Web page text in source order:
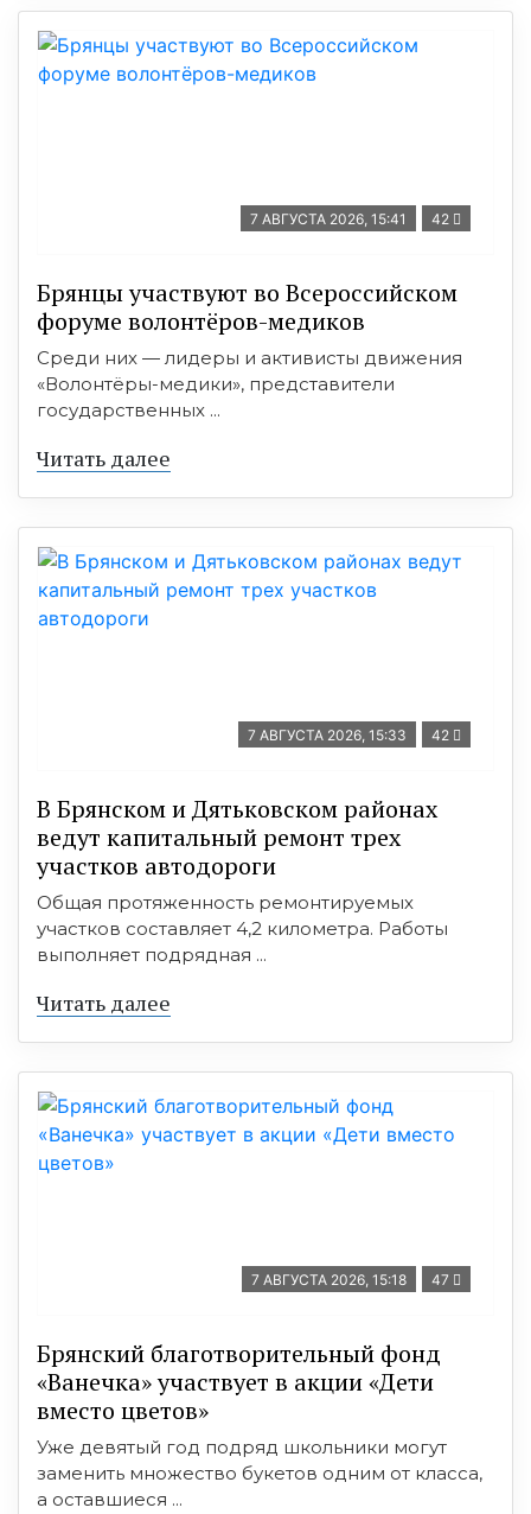
7 АВГУСТА 2026, 15:41 42
Брянцы участвуют во Всероссийском
форуме волонтёров-медиков
Среди них — лидеры и активисты движения
«Волонтёры-медики», представители
государственных ...
Читать далее
7 АВГУСТА 2026, 15:33 42
В Брянском и Дятьковском районах
ведут капитальный ремонт трех
участков автодороги
Общая протяженность ремонтируемых
участков составляет 4,2 километра. Работы
выполняет подрядная ...
Читать далее
7 АВГУСТА 2026, 15:18 47
Брянский благотворительный фонд
«Ванечка» участвует в акции «Дети
вместо цветов»
Уже девятый год подряд школьники могут
заменить множество букетов одним от класса,
а оставшиеся ...